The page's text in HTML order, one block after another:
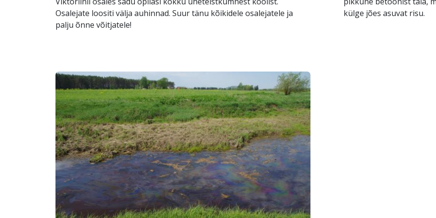
Osalejate loositi välja auhinnad. Suur tänu kõikidele osalejatele ja
palju õnne võitjatele!
külge jões asuvat risu.